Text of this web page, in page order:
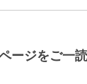
ージをご一読